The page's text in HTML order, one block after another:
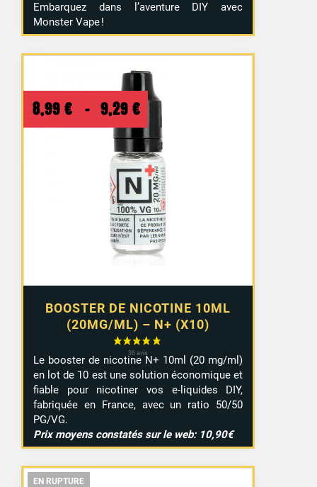
Embarquez dans l’aventure DIY avec
Monster Vape !
BOOSTER DE NICOTINE 10ML
(20MG/ML) – N+ (X10)
8,99 € – 9,29 € Plage
de
prix :
8,99 €
à
9,29 €
Le booster de nicotine N+ 10ml (20 mg/ml)
en lot de 10 est une solution économique et
fiable pour nicotiner vos e-liquides DIY,
fabriquée en France, avec un ratio 50/50
PG/VG.
Prix moyens constatés sur le web: 10,90€
EN RUPTURE
EN RUPTURE
EN RUPTURE